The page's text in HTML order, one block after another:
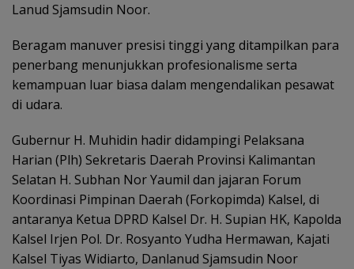
Lanud Sjamsudin Noor.
Beragam manuver presisi tinggi yang ditampilkan para
penerbang menunjukkan profesionalisme serta
kemampuan luar biasa dalam mengendalikan pesawat
di udara.
Gubernur H. Muhidin hadir didampingi Pelaksana
Harian (Plh) Sekretaris Daerah Provinsi Kalimantan
Selatan H. Subhan Nor Yaumil dan jajaran Forum
Koordinasi Pimpinan Daerah (Forkopimda) Kalsel, di
antaranya Ketua DPRD Kalsel Dr. H. Supian HK, Kapolda
Kalsel Irjen Pol. Dr. Rosyanto Yudha Hermawan, Kajati
Kalsel Tiyas Widiarto, Danlanud Sjamsudin Noor